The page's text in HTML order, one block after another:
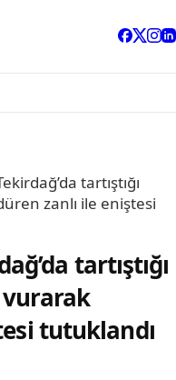
tartıştığı
zanlı ile eniştesi
tartıştığı
vurarak
tutuklandı